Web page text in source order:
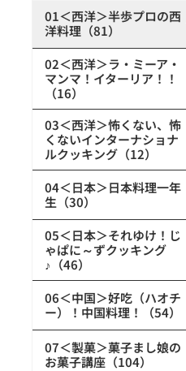
01＜西洋＞半歩プロの西
洋料理（81）
02＜西洋＞ラ・ミーア・
マンマ！イターリア！！
（16）
03＜西洋＞怖くない、怖
くないインターナショナ
ルクッキング（12）
04＜日本＞日本料理一年
生（30）
05＜日本＞それゆけ！じ
ゃぱに～ずクッキング
♪（46）
06＜中国＞好吃（ハオチ
ー）！中国料理！（54）
07＜製菓＞菓子まし娘の
お菓子講座（104）